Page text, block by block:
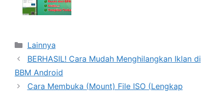
Categories
Lainnya
BERHASIL! Cara Mudah Menghilangkan Iklan di
BBM Android
Cara Membuka (Mount) File ISO (Lengkap